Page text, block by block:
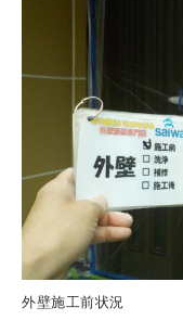
外壁施工前状況